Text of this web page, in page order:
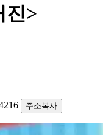
진>
주소복사